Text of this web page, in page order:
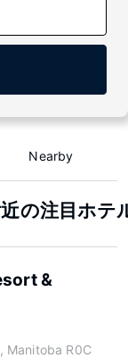
Nearby
の注目ホテ
&
Manitoba R0C